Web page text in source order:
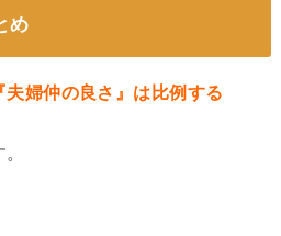
め
夫婦仲の良さ』は比例する